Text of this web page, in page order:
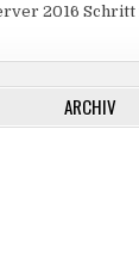
2016
ARCHIV